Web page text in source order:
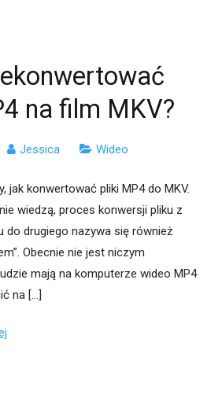
na film MKV?
Jessica Wideo
jak konwertować pliki MP4 do MKV.
wiedzą, proces konwersji pliku z
do drugiego nazywa się również
Obecnie nie jest niczym
mają na komputerze wideo MP4
na […]